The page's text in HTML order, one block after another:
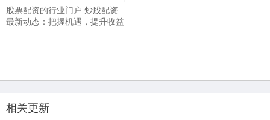
股票配资的行业门户 炒股配资
最新动态：把握机遇，提升收益
相关更新